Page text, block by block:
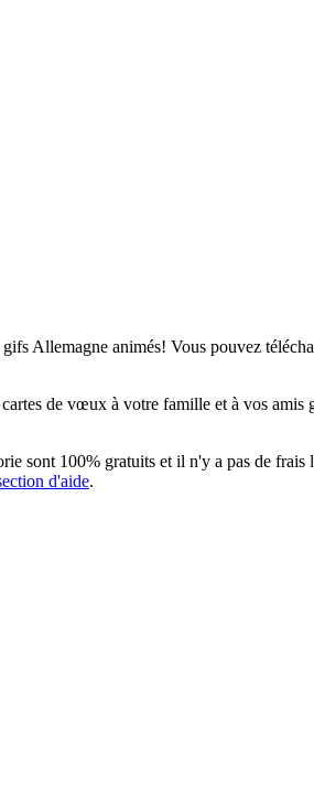
Allemagne animés! Vous pouvez
de vœux à votre famille et à vos
sont 100% gratuits et il n'y a pas de
d'aide.